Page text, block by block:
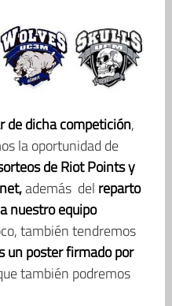
de dicha competición,
la oportunidad de
de Riot Points y
además del reparto
nuestro equipo
también tendremos
un poster firmado por
también podremos